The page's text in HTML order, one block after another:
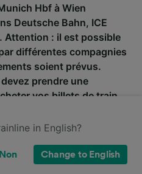
Hbf à Wien
Deutsche Bahn, ICE
Attention : il est possible
différentes compagnies
soient prévus.
prendre une
vos billets de train.
ÖBB
in English?
Non Change to English